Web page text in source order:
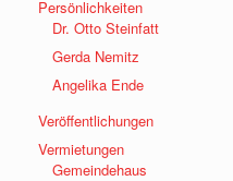
Persönlichkeiten
Dr. Otto Steinfatt
Gerda Nemitz
Angelika Ende
Veröffentlichungen
Vermietungen
Gemeindehaus